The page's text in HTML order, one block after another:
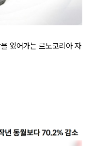
잃어가는 르노코리아 자